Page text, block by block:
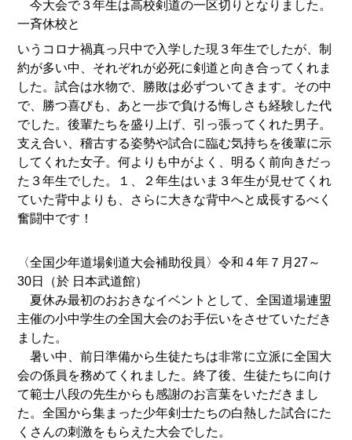
今大会で３年生は高校剣道の一区切りとなりました。
一斉休校と
いうコロナ禍真っ只中で入学した現３年生でしたが、制
約が多い中、それぞれが必死に剣道と向き合ってくれま
した。試合は水物で、勝敗は必ずついてきます。その中
で、勝つ喜びも、あと一歩で負ける悔しさも経験した代
でした。後輩たちを盛り上げ、引っ張ってくれた男子。
支え合い、稽古する姿勢や試合に臨む気持ちを後輩に示
してくれた女子。何よりも中がよく、明るく前向きだっ
た３年生でした。１、２年生はいま３年生が見せてくれ
ていた背中よりも、さらに大きな背中へと成長するべく
奮闘中です！
〈全国少年道場剣道大会補助役員〉令和４年７月27～
30日（於 日本武道館）
夏休み最初のおおきなイベントとして、全国道場連盟
主催の小中学生の全国大会のお手伝いをさせていただき
ました。
暑い中、前日準備から生徒たちは非常に立派に全国大
会の係員を務めてくれました。終了後、生徒たちに向け
て範士八段の先生からも感謝のお言葉をいただきまし
た。全国から集まった少年剣士たちの白熱した試合にた
くさんの刺激をもらえた大会でした。